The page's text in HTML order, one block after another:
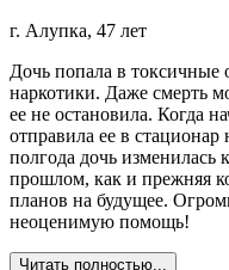
г. Алупка, 47 лет
Дочь попала в токсичные
наркотики. Даже смерть
ее не остановила. Когда
отправила ее в стационар
полгода дочь изменилась
прошлом, как и прежняя
планов на будущее.
неоценимую помощь!
Читать полностью...